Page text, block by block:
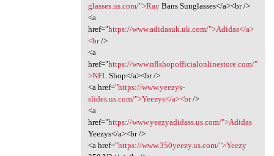
glasses.us.com/">RayBans Sunglasses</a><br />
<a
href="https://www.adidasuk.uk.com/">Adidas</a>
<br/>
<a
href="https://www.nflshopofficialonlinestore.com/"
>NFLShop</a><br />
<a href="https://www.yeezys-
slides.us.com/">Yeezys</a><br/>
<a
href="https://www.yeezyadidass.us.com/">Adidas
Yeezys</a><br />
<a href="https://www.350yeezy.us.com/">Yeezy